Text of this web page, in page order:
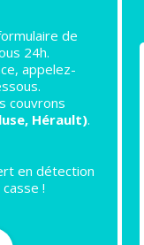
de
24h.
appelez-
couvrons
Hérault).
en détection
!